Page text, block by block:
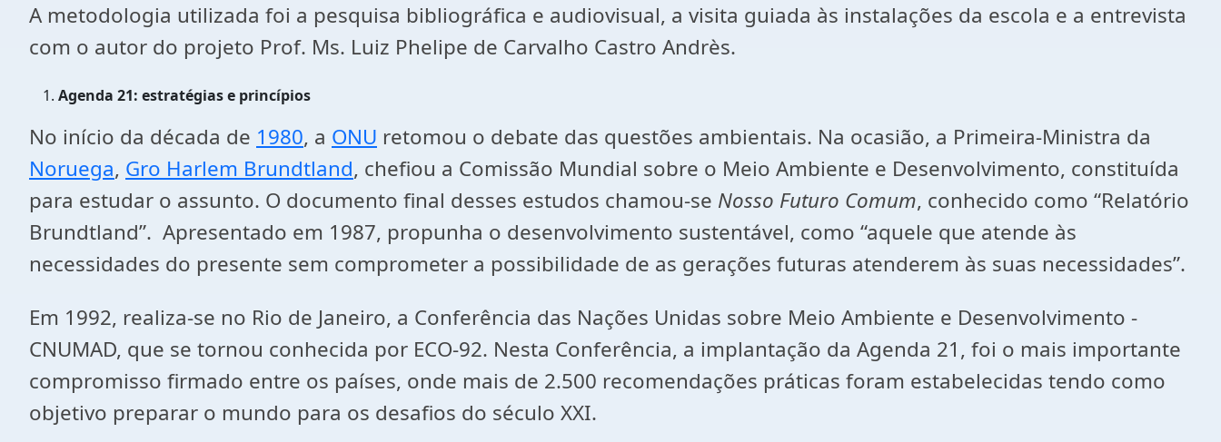
A metodologia utilizada foi a pesquisa bibliográfica e audiovisual, a visita guiada às instalações da escola e a entrevista
com o autor do projeto Prof. Ms. Luiz Phelipe de Carvalho Castro Andrès.
Agenda 21: estratégias e princípios
No início da década de 1980, a ONU retomou o debate das questões ambientais. Na ocasião, a Primeira-Ministra da
Noruega, Gro Harlem Brundtland, chefiou a Comissão Mundial sobre o Meio Ambiente e Desenvolvimento, constituída
para estudar o assunto. O documento final desses estudos chamou-se Nosso Futuro Comum, conhecido como “Relatório
Brundtland”. Apresentado em 1987, propunha o desenvolvimento sustentável, como “aquele que atende às
necessidades do presente sem comprometer a possibilidade de as gerações futuras atenderem às suas necessidades”.
Em 1992, realiza-se no Rio de Janeiro, a Conferência das Nações Unidas sobre Meio Ambiente e Desenvolvimento -
CNUMAD, que se tornou conhecida por ECO-92. Nesta Conferência, a implantação da Agenda 21, foi o mais importante
compromisso firmado entre os países, onde mais de 2.500 recomendações práticas foram estabelecidas tendo como
objetivo preparar o mundo para os desafios do século XXI.